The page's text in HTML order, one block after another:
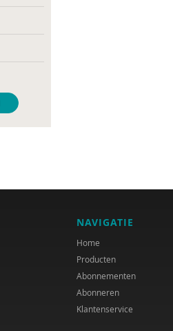
NAVIGATIE
Home
Producten
Abonnementen
Abonneren
Klantenservice